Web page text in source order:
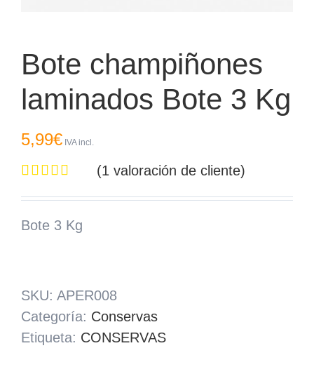
Bote champiñones
laminados Bote 3 Kg
5,99€ IVA incl.
5.00sobre 5
basado en
puntuación
(1 valoración de cliente)
Bote 3 Kg
SKU: APER008
Categoría: Conservas
Etiqueta: CONSERVAS